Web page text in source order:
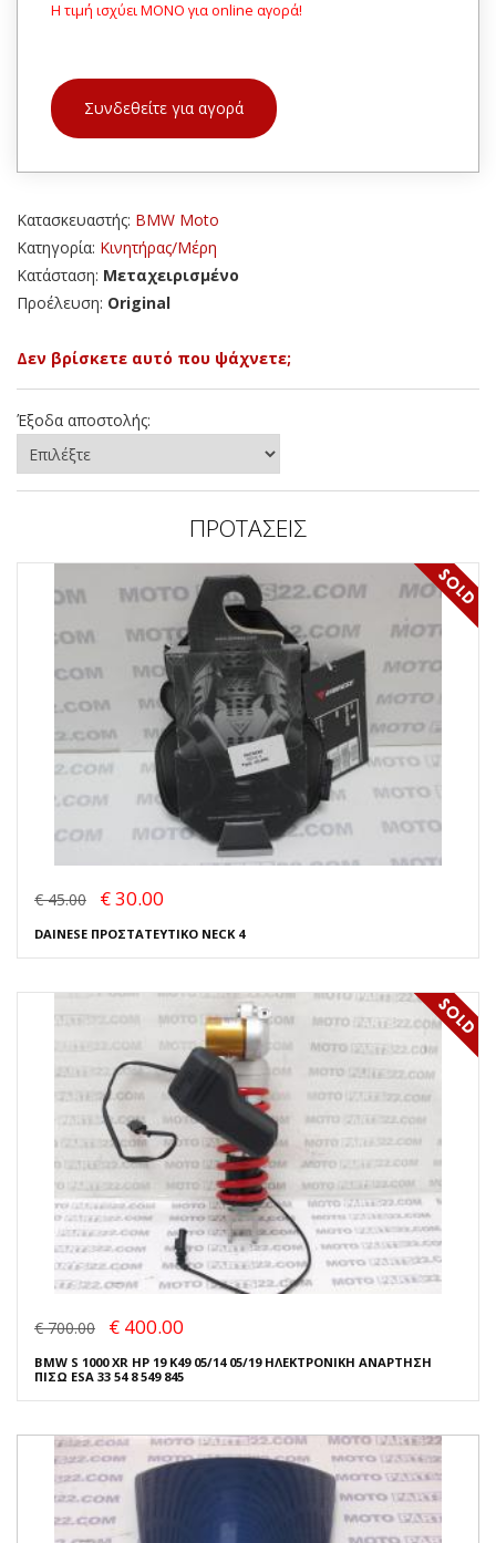
Η τιμή ισχύει ΜΟΝΟ για online αγορά!
Συνδεθείτε για αγορά
Κατασκευαστής: BMW Moto
Κατηγορία: Κινητήρας/Μέρη
Κατάσταση: Μεταχειρισμένο
Προέλευση: Original
Δεν βρίσκετε αυτό που ψάχνετε;
Έξοδα αποστολής:
ΠΡΟΤΑΣΕΙΣ
€ 45.00 € 30.00
DAINESE ΠΡΟΣΤΑΤΕΥΤΙΚΟ NECK 4
€ 700.00 € 400.00
BMW S 1000 XR HP 19 K49 05/14 05/19 ΗΛΕΚΤΡΟΝΙΚΗ ΑΝΑΡΤΗΣΗ
ΠΙΣΩ ESA 33 54 8 549 845